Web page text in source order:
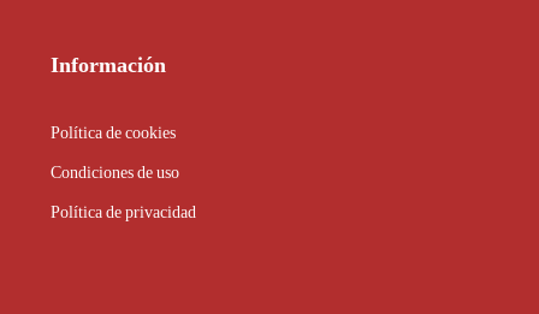
Información
Política de cookies
Condiciones de uso
Política de privacidad